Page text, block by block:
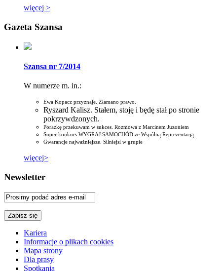
więcej >
Gazeta Szansa
Szansa nr 7/2014
W numerze m. in.:
Ewa Kopacz przyznaje. Złamano prawo.
Ryszard Kalisz. Stałem, stoję i będę stał po stronie
pokrzywdzonych.
Porażkę przekuwam w sukces. Rozmowa z Marcinem Juzoniem
Super konkurs WYGRAJ SAMOCHÓD ze Wspólną Reprezentacją
Gwarancje najważniejsze. Silniejsi w grupie
więcej>
Newsletter
Kariera
Informacje o plikach cookies
Mapa strony
Dla prasy
Spotkania